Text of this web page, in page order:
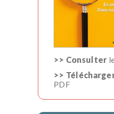
>> Consulter
>>
PDF